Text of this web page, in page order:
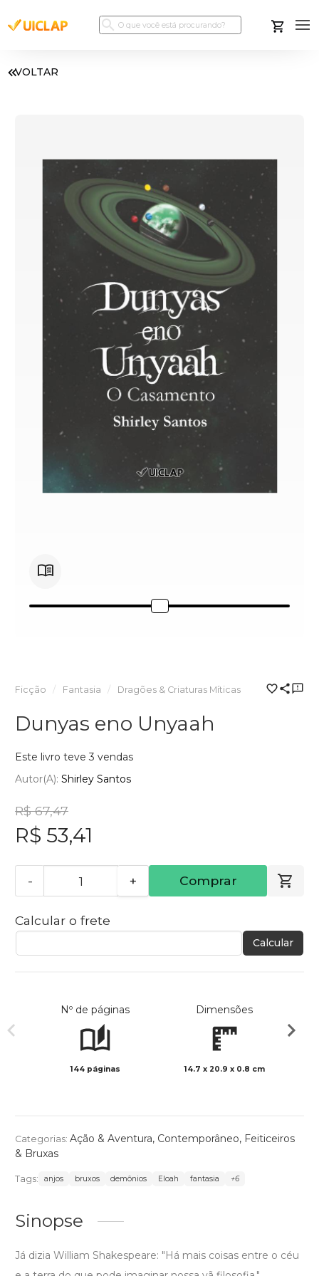
VOLTAR
Ficção Fantasia Dragões & Criaturas Míticas
Dunyas eno Unyaah
Este livro teve 3 vendas
Autor(a): Shirley Santos
R$ 67,47
R$ 53,41
- + Comprar
Calcular o frete
Calcular
Nº de páginas
144 páginas
Dimensões
14.7 x 20.9 x 0.8 cm
Categorias: Ação & Aventura, Contemporâneo, Feiticeiros
& Bruxas
Tags: anjos bruxos demônios Eloah fantasia +6
Sinopse
Já dizia William Shakespeare: "Há mais coisas entre o céu